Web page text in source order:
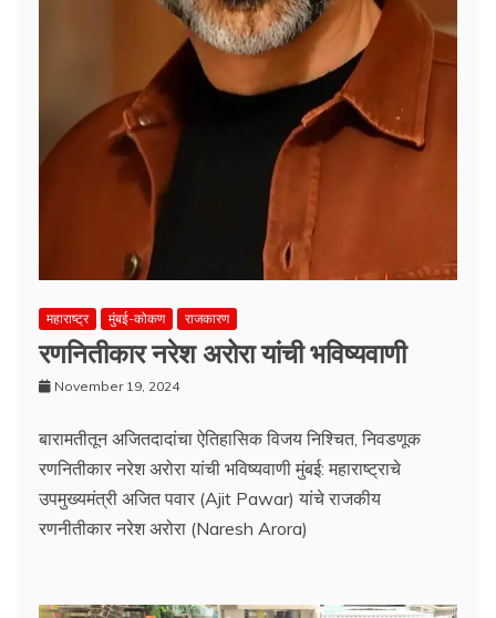
महाराष्ट्र मुंबई-कोकण राजकारण
रणनितीकार नरेश अरोरा यांची भविष्यवाणी
November 19, 2024
बारामतीतून अजितदादांचा ऐतिहासिक विजय निश्चित, निवडणूक
रणनितीकार नरेश अरोरा यांची भविष्यवाणी मुंबई: महाराष्ट्राचे
उपमुख्यमंत्री अजित पवार (Ajit Pawar) यांचे राजकीय
रणनीतीकार नरेश अरोरा (Naresh Arora)